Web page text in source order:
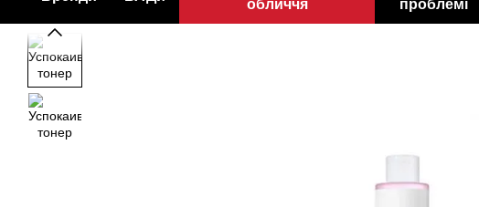
обличчя
проблемі